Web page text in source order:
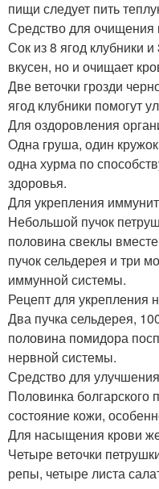
пищи следует пить
Средство для очищения
Сок из 8 ягод клубники
вкусен, но и очищает
Две веточки грозди
ягод клубники помогут
Для оздоровления
Одна груша, один
одна хурма по
здоровья.
Для укрепления
Небольшой пучок
половина свеклы
пучок сельдерея и три
иммунной системы.
Рецепт для укрепления
Два пучка сельдерея,
половина помидора
нервной системы.
Средство для
Половинка болгарского
состояние кожи,
Для насыщения крови
Четыре веточки
репы, четыре листа